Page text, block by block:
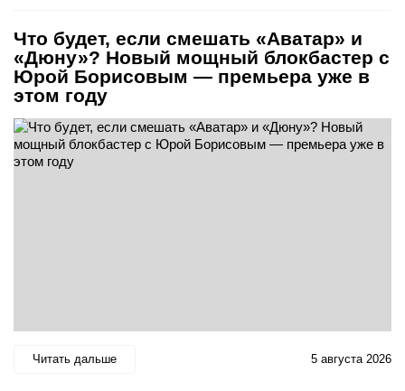
Что будет, если смешать «Аватар» и
«Дюну»? Новый мощный блокбастер с
Юрой Борисовым — премьера уже в
этом году
Читать дальше 5 августа 2026